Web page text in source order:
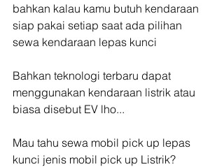
bahkan kalau kamu butuh kendaraan
siap pakai setiap saat ada pilihan
sewa kendaraan lepas kunci
Bahkan teknologi terbaru dapat
menggunakan kendaraan listrik atau
biasa disebut EV lho...
Mau tahu sewa mobil pick up lepas
kunci jenis mobil pick up Listrik?